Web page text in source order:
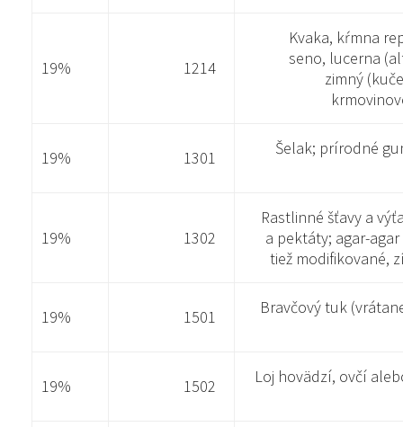
19% 1214
Kvaka, kŕmna
seno, lucerna
zimný
19% 1301 Šelak; prírodné
19% 1302
Rastlinné šťavy a
a pektáty; agar-
tiež modifikované,
19% 1501 Bravčový tuk
19% 1502 Loj hovädzí, ovčí